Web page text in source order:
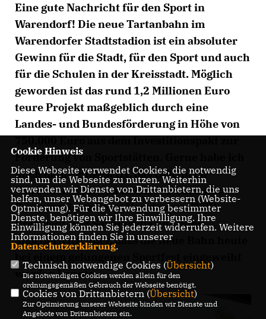
Eine gute Nachricht für den Sport in
Warendorf! Die neue Tartanbahn im
Warendorfer Stadtstadion ist ein absoluter
Gewinn für die Stadt, für den Sport und auch
für die Schulen in der Kreisstadt. Möglich
geworden ist das rund 1,2 Millionen Euro
teure Projekt maßgeblich durch eine
Landes- und Bundesförderung in Höhe von
Förderung von Sportstätten. Gerne habe ich
mich dafür eingesetzt, das Geld nach
Warendorf zu holen und freue mich mit
Bürgermeister Peter Horstmann, WSU-
Präsident Ralf Sawukaytis und allen
Sportlern darüber, dass die neue Bahn heute
bei einem gelungenen Sportfest eingeweiht
werden konnte.
Cookie Hinweis
Diese Webseite verwendet Cookies, die notwendig
sind, um die Webseite zu nutzen. Weiterhin
verwenden wir Dienste von Drittanbietern, die uns
helfen, unser Webangebot zu verbessern (Website-
Optmierung). Für die Verwendung bestimmter
Dienste, benötigen wir Ihre Einwilligung. Ihre
Einwilligung können Sie jederzeit widerrufen. Weitere
Informationen finden Sie in unserer
Datenschutzerklärung.
Technisch notwendige Cookies (Übersicht)
Die notwendigen Cookies werden allein für den
ordnungsgemäßen Gebrauch der Webseite benötigt.
Cookies von Drittanbietern (Übersicht)
Zur Optimierung unserer Webseite binden wir Dienste und
Angebote von Drittanbietern ein.